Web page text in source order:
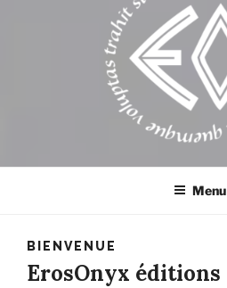
EROSONYX
Menu
BIENVENUE
ErosOnyx éditions